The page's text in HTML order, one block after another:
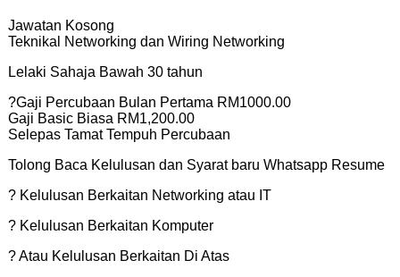
Jawatan Kosong
Teknikal Networking dan Wiring Networking
Lelaki Sahaja Bawah 30 tahun
?Gaji Percubaan Bulan Pertama RM1000.00
Gaji Basic Biasa RM1,200.00
Selepas Tamat Tempuh Percubaan
Tolong Baca Kelulusan dan Syarat baru Whatsapp Resume
? Kelulusan Berkaitan Networking atau IT
? Kelulusan Berkaitan Komputer
? Atau Kelulusan Berkaitan Di Atas